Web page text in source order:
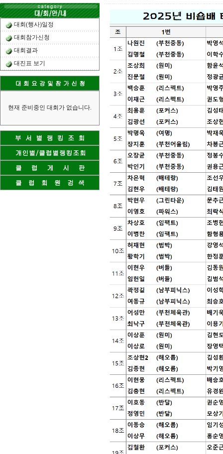
대회(행사)일정
대회참가신청
대회결과
대진표 보기
현재 준비중인 대회가 없습니다.